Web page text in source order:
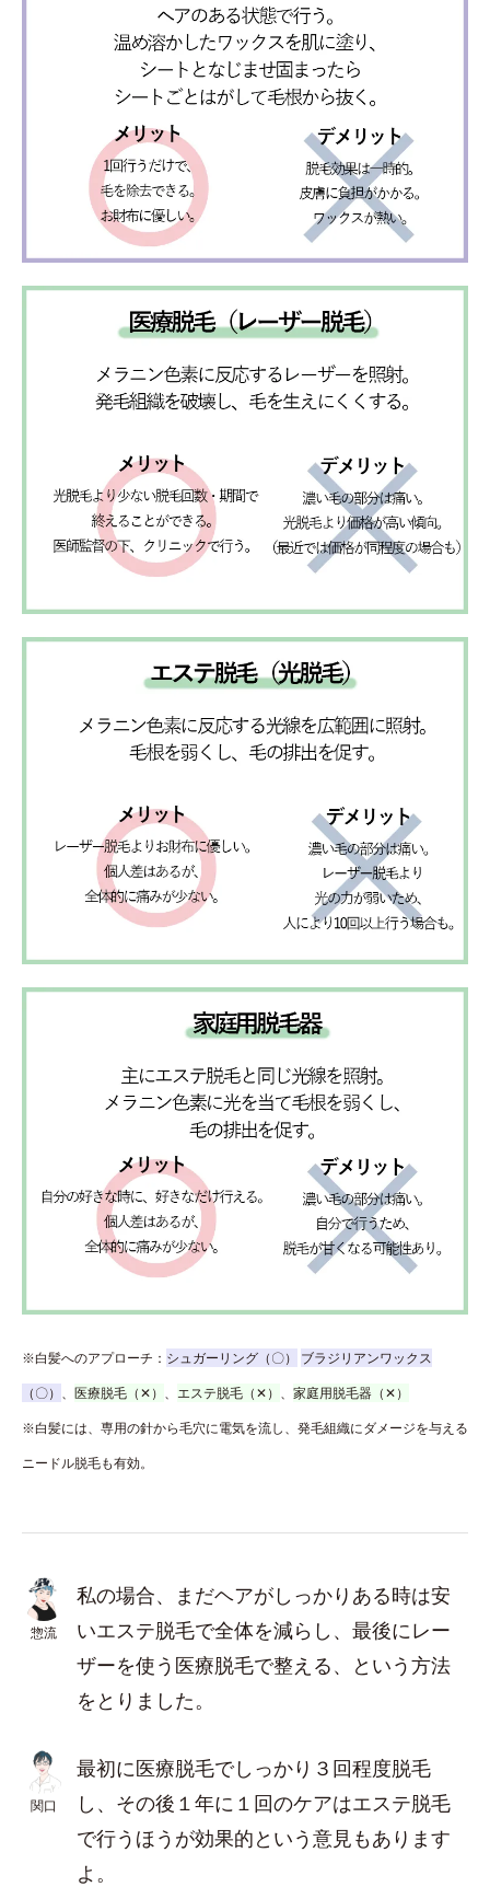
※白髪へのアプローチ： シュガーリング（〇）
ブラジリアンワックス
（〇） 、 医療脱毛（✕） 、 エステ脱毛（✕） 、 家庭用脱毛器（✕）
※白髪には、専用の針から毛穴に電気を流し、発毛組織にダメージを与える
ニードル脱毛も有効。
惣流
私の場合、まだヘアがしっかりある時は安
いエステ脱毛で全体を減らし、最後にレー
ザーを使う医療脱毛で整える、という方法
をとりました。
関口
最初に医療脱毛でしっかり３回程度脱毛
し、その後１年に１回のケアはエステ脱毛
で行うほうが効果的という意見もあります
よ。